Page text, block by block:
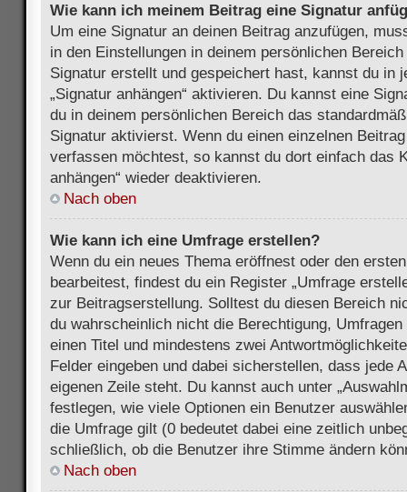
Wie kann ich meinem Beitrag eine Signatur
Um eine Signatur an deinen Beitrag anzufügen,
in den Einstellungen in deinem persönlichen
Signatur erstellt und gespeichert hast, kannst du in
„Signatur anhängen“ aktivieren. Du kannst eine
du in deinem persönlichen Bereich das
Signatur aktivierst. Wenn du einen einzelnen
verfassen möchtest, so kannst du dort einfach das
anhängen“ wieder deaktivieren.
Nach oben
Wie kann ich eine Umfrage erstellen?
Wenn du ein neues Thema eröffnest oder den
bearbeitest, findest du ein Register „Umfrage
zur Beitragserstellung. Solltest du diesen Bereich
du wahrscheinlich nicht die Berechtigung,
einen Titel und mindestens zwei
Felder eingeben und dabei sicherstellen, dass jede
eigenen Zeile steht. Du kannst auch unter
festlegen, wie viele Optionen ein Benutzer
die Umfrage gilt (0 bedeutet dabei eine zeitlich
schließlich, ob die Benutzer ihre Stimme ändern
Nach oben